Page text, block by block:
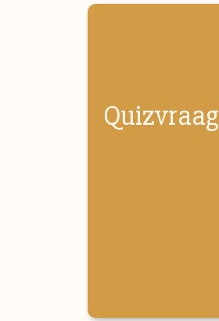
Quizvraag